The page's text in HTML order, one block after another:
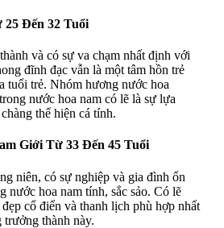
25 Đến 32 Tuổi
và có sự va chạm nhất định với
đĩnh đạc vẫn là một tâm hồn trẻ
tuổi trẻ. Nhóm hương nước hoa
nước hoa nam có lẽ là sự lựa
thể hiện cá tính.
Giới Từ 33 Đến 45 Tuổi
niên, có sự nghiệp và gia đình ổn
nước hoa nam tính, sắc sảo. Có lẽ
cổ điển và thanh lịch phù hợp nhất
thành này.